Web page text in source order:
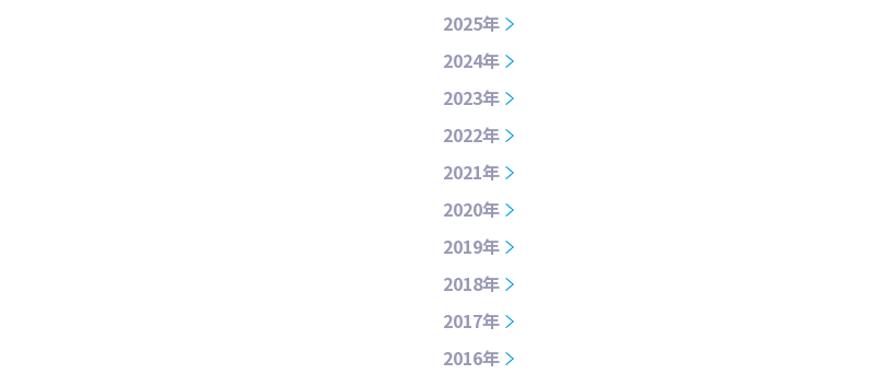
2025年
2024年
2023年
2022年
2021年
2020年
2019年
2018年
2017年
2016年